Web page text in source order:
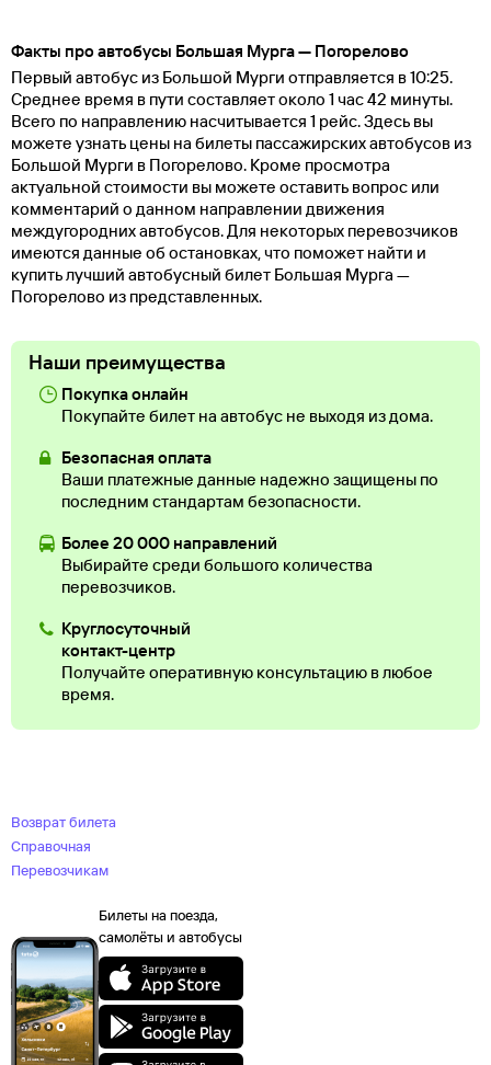
Факты про автобусы Большая Мурга — Погорелово
Первый автобус из Большой Мурги отправляется в 10:25.
Среднее время в пути составляет около 1 час 42 минуты.
Всего по направлению насчитывается 1 рейс. Здесь вы
можете узнать цены на билеты пассажирских автобусов из
Большой Мурги в Погорелово. Кроме просмотра
актуальной стоимости вы можете оставить вопрос или
комментарий о данном направлении движения
междугородних автобусов. Для некоторых перевозчиков
имеются данные об остановках, что поможет найти и
купить лучший автобусный билет Большая Мурга —
Погорелово из представленных.
Наши преимущества
Покупка онлайн
Покупайте билет на автобус не выходя из дома.
Безопасная оплата
Ваши платежные данные надежно защищены по
последним стандартам безопасности.
Более 20 000 направлений
Выбирайте среди большого количества
перевозчиков.
Круглосуточный
контакт-центр
Получайте оперативную консультацию в любое
время.
Возврат билета
Справочная
Перевозчикам
Билеты на поезда,
самолёты и автобусы